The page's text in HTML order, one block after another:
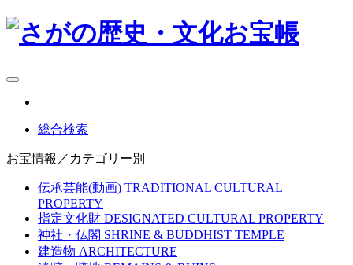
総合検索
お宝情報／カテゴリー別
伝承芸能(動画) TRADITIONAL CULTURAL
PROPERTY
指定文化財 DESIGNATED CULTURAL PROPERTY
神社・仏閣 SHRINE & BUDDHIST TEMPLE
建造物 ARCHITECTURE